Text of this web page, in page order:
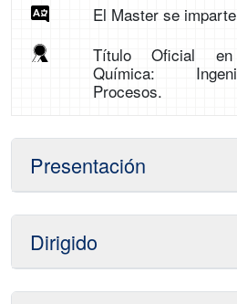
El Master se
Título Oficial en
Química:
Procesos.
Presentación
Dirigido